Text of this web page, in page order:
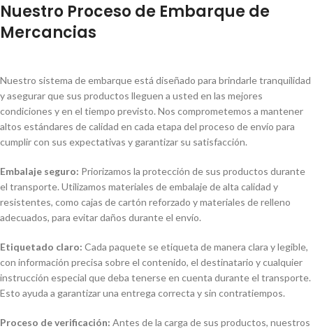
Nuestro Proceso de Embarque de
Mercancias
Nuestro sistema de embarque está diseñado para brindarle tranquilidad
y asegurar que sus productos lleguen a usted en las mejores
condiciones y en el tiempo previsto. Nos comprometemos a mantener
altos estándares de calidad en cada etapa del proceso de envío para
cumplir con sus expectativas y garantizar su satisfacción.
Embalaje seguro: Priorizamos la protección de sus productos durante
el transporte. Utilizamos materiales de embalaje de alta calidad y
resistentes, como cajas de cartón reforzado y materiales de relleno
adecuados, para evitar daños durante el envío.
Etiquetado claro: Cada paquete se etiqueta de manera clara y legible,
con información precisa sobre el contenido, el destinatario y cualquier
instrucción especial que deba tenerse en cuenta durante el transporte.
Esto ayuda a garantizar una entrega correcta y sin contratiempos.
Proceso de verificación: Antes de la carga de sus productos, nuestros